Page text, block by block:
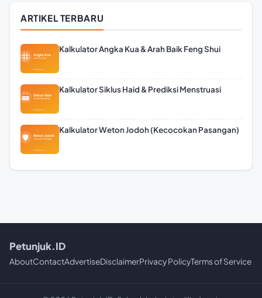
ARTIKEL TERBARU
Kalkulator Angka Kua & Arah Baik Feng Shui
Kalkulator Siklus Haid & Prediksi Menstruasi
Kalkulator Weton Jodoh (Kecocokan Pasangan)
Petunjuk.ID
AboutContactAdvertiseDisclaimerPrivacy PolicyTerms of Service